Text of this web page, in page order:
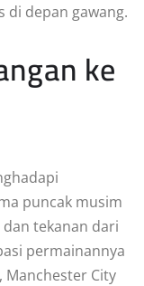
di depan gawang.
ke
puncak musim
tekanan dari
permainannya
Manchester City